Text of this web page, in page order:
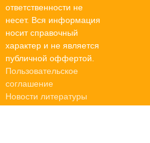
ответственности не
несет. Вся информация
носит справочный
характер и не является
публичной оффертой.
Пользовательское
соглашение
Новости литературы